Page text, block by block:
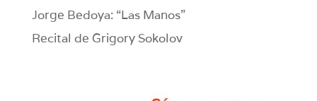
Jorge Bedoya: “Las Manos”
Recital de Grigory Sokolov